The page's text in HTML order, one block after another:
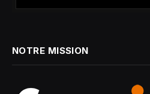
NOTRE MISSION